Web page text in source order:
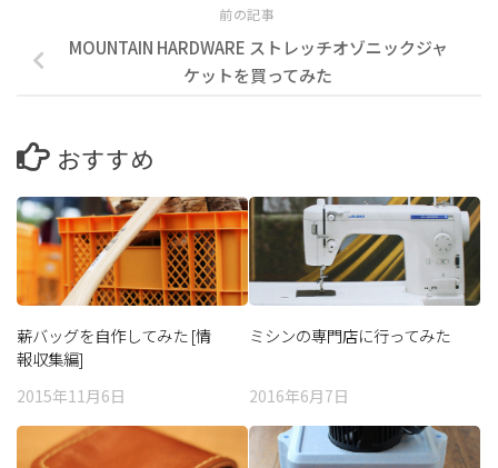
前の記事
MOUNTAIN HARDWARE ストレッチオゾニックジャ
ケットを買ってみた
おすすめ
薪バッグを自作してみた [情
報収集編]
2015年11月6日
ミシンの専門店に行ってみた
2016年6月7日